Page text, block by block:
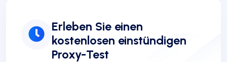
Erleben Sie einen
kostenlosen einstündigen
Proxy-Test